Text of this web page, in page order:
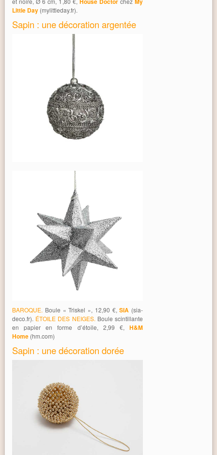
Little Day (mylittleday.fr).
Sapin : une décoration argentée
BAROQUE. Boule « Triskel », 12,90 €,SIA (sia-
deco.fr). ÉTOILE DES NEIGES. Boule scintillante
en papier en forme d’étoile, 2,99 €, H&M
Home (hm.com)
Sapin : une décoration dorée